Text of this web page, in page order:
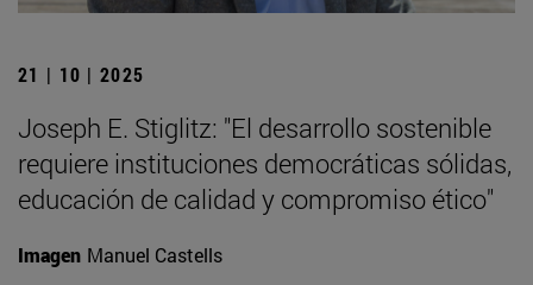
21 | 10 | 2025
Joseph E. Stiglitz: "El desarrollo sostenible
requiere instituciones democráticas sólidas,
educación de calidad y compromiso ético"
Imagen Manuel Castells